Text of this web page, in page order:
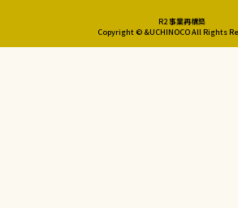
R2 事業再構築
Copyright © &UCHINOCO All Rights